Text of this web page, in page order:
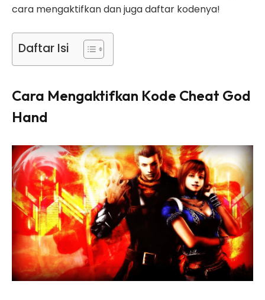
cara mengaktifkan dan juga daftar kodenya!
Daftar Isi
Cara Mengaktifkan Kode Cheat God
Hand